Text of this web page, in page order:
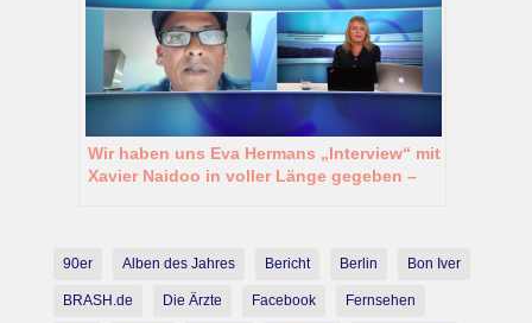
Wir haben uns Eva Hermans „Interview“ mit
Xavier Naidoo in voller Länge gegeben –
90er Alben des Jahres Bericht Berlin Bon Iver
BRASH.de Die Ärzte Facebook Fernsehen